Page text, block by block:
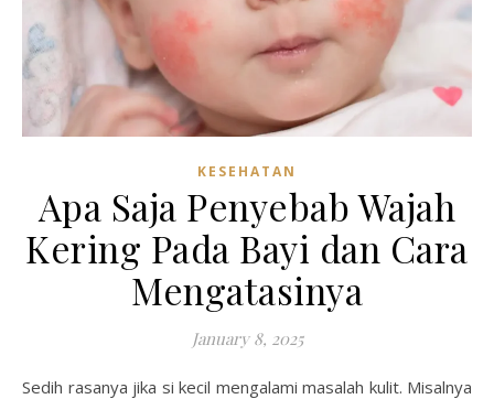
KESEHATAN
Apa Saja Penyebab Wajah
Kering Pada Bayi dan Cara
Mengatasinya
January 8, 2025
Sedih rasanya jika si kecil mengalami masalah kulit. Misalnya